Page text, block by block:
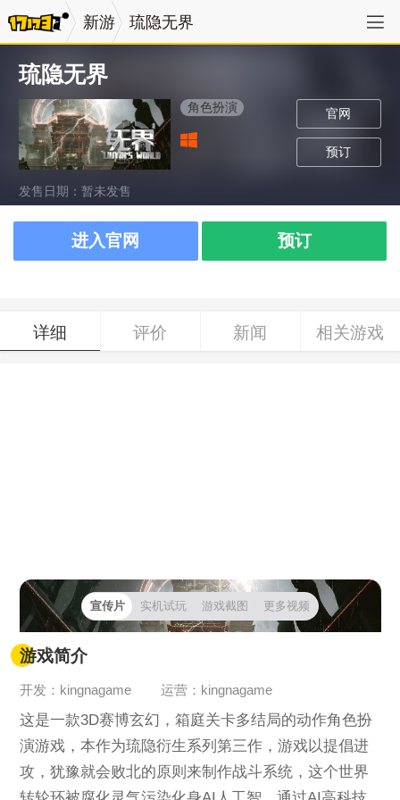
新游 琉隐无界
琉隐无界
官网
预订
角色扮演
发售日期：暂未发售
进入官网 预订
详细 评价 新闻 相关游戏
宣传片 实机试玩 游戏截图 更多视频
游戏简介
开发：kingnagame 运营：kingnagame
这是一款3D赛博玄幻，箱庭关卡多结局的动作角色扮
演游戏，本作为琉隐衍生系列第三作，游戏以提倡进
攻，犹豫就会败北的原则来制作战斗系统，这个世界